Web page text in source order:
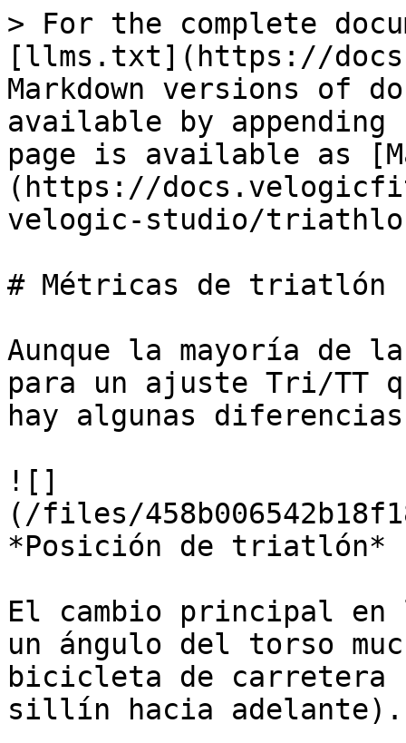
> For the complete
[llms.txt](https://
Markdown versions of
available by
page is available as
(https://
velogic-studio/
# Métricas de triatlón
Aunque la mayoría de
para un ajuste Tri/TT
hay algunas
![]
(/files/
*Posición de triatlón*
El cambio principal en
un ángulo del torso
bicicleta de carretera
sillín hacia adelante).